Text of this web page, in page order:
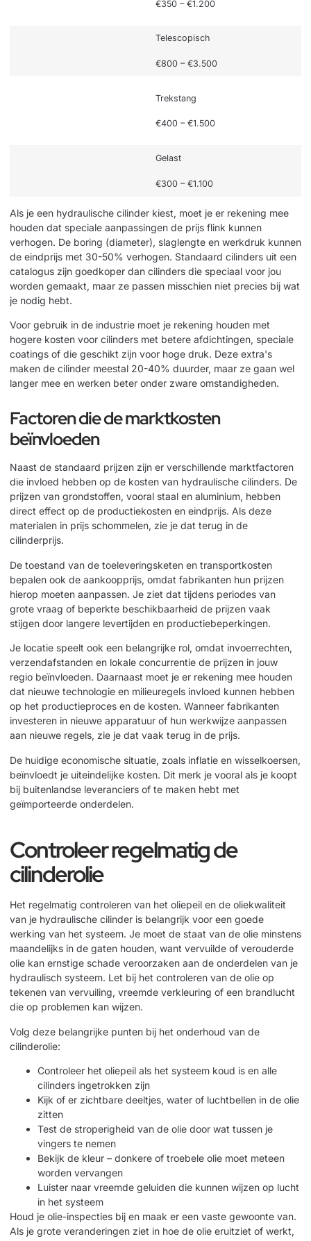
€350 – €1.200
Telescopisch
€800 – €3.500
Trekstang
€400 – €1.500
Gelast
€300 – €1.100
Als je een hydraulische cilinder kiest, moet je er rekening mee
houden dat speciale aanpassingen de prijs flink kunnen
verhogen. De boring (diameter), slaglengte en werkdruk kunnen
de eindprijs met 30-50% verhogen. Standaard cilinders uit een
catalogus zijn goedkoper dan cilinders die speciaal voor jou
worden gemaakt, maar ze passen misschien niet precies bij wat
je nodig hebt.
Voor gebruik in de industrie moet je rekening houden met
hogere kosten voor cilinders met betere afdichtingen, speciale
coatings of die geschikt zijn voor hoge druk. Deze extra's
maken de cilinder meestal 20-40% duurder, maar ze gaan wel
langer mee en werken beter onder zware omstandigheden.
Factoren die de marktkosten
beïnvloeden
Naast de standaard prijzen zijn er verschillende marktfactoren
die invloed hebben op de kosten van hydraulische cilinders. De
prijzen van grondstoffen, vooral staal en aluminium, hebben
direct effect op de productiekosten en eindprijs. Als deze
materialen in prijs schommelen, zie je dat terug in de
cilinderprijs.
De toestand van de toeleveringsketen en transportkosten
bepalen ook de aankoopprijs, omdat fabrikanten hun prijzen
hierop moeten aanpassen. Je ziet dat tijdens periodes van
grote vraag of beperkte beschikbaarheid de prijzen vaak
stijgen door langere levertijden en productiebeperkingen.
Je locatie speelt ook een belangrijke rol, omdat invoerrechten,
verzendafstanden en lokale concurrentie de prijzen in jouw
regio beïnvloeden. Daarnaast moet je er rekening mee houden
dat nieuwe technologie en milieuregels invloed kunnen hebben
op het productieproces en de kosten. Wanneer fabrikanten
investeren in nieuwe apparatuur of hun werkwijze aanpassen
aan nieuwe regels, zie je dat vaak terug in de prijs.
De huidige economische situatie, zoals inflatie en wisselkoersen,
beïnvloedt je uiteindelijke kosten. Dit merk je vooral als je koopt
bij buitenlandse leveranciers of te maken hebt met
geïmporteerde onderdelen.
Controleer regelmatig de
cilinderolie
Het regelmatig controleren van het oliepeil en de oliekwaliteit
van je hydraulische cilinder is belangrijk voor een goede
werking van het systeem. Je moet de staat van de olie minstens
maandelijks in de gaten houden, want vervuilde of verouderde
olie kan ernstige schade veroorzaken aan de onderdelen van je
hydraulisch systeem. Let bij het controleren van de olie op
tekenen van vervuiling, vreemde verkleuring of een brandlucht
die op problemen kan wijzen.
Volg deze belangrijke punten bij het onderhoud van de
cilinderolie:
Controleer het oliepeil als het systeem koud is en alle
cilinders ingetrokken zijn
Kijk of er zichtbare deeltjes, water of luchtbellen in de olie
zitten
Test de stroperigheid van de olie door wat tussen je
vingers te nemen
Bekijk de kleur – donkere of troebele olie moet meteen
worden vervangen
Luister naar vreemde geluiden die kunnen wijzen op lucht
in het systeem
Houd je olie-inspecties bij en maak er een vaste gewoonte van.
Als je grote veranderingen ziet in hoe de olie eruitziet of werkt,